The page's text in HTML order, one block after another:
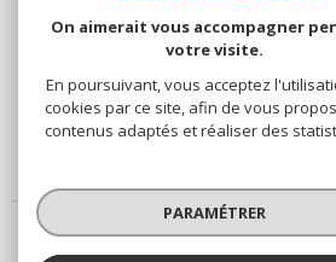
On aimerait vous accompagner
votre visite.
En poursuivant, vous acceptez
cookies par ce site, afin de vous
contenus adaptés et réaliser des
PARAMÉTRER